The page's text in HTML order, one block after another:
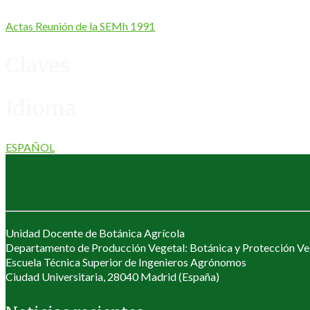
Actas Reunión de la SEMh 1991
ESPAÑOL
Unidad Docente de Botánica Agrícola
Departamento de Producción Vegetal: Botánica y Protección
Escuela Técnica Superior de Ingenieros Agrónomos
Ciudad Universitaria, 28040 Madrid (España)